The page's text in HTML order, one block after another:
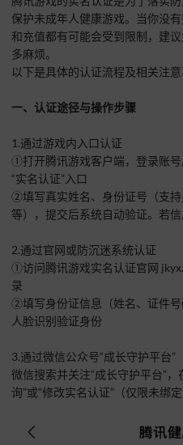
保护未成年人健康游戏。当你没
和充值都有可能会受到限制，建
多麻烦。
以下是具体的认证流程及相关注意
一、认证途径与操作步骤
1.通过游戏内入口认证
①打开腾讯游戏客户端，登录账号
“实名认证”入口
②填写真实姓名、身份证号（支
等），提交后系统自动验证。若
2.通过官网或防沉迷系统认证
①访问腾讯游戏实名认证官网
录
②填写身份证信息（姓名、证件
人脸识别验证身份
3.通过微信公众号“成长守护平台”
微信搜索并关注“成长守护平台”，
询”或“修改实名认证”（仅限未绑